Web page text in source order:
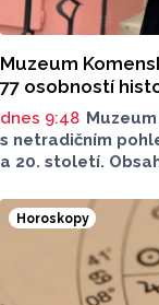
Muzeum
77 osobností
dnes 9:48
s netradičním
a 20. století.
jsou doplněny
Šárky Krákorové
pátrání po jejich
letošního 770.
sdělila ČTK
Horoskopy